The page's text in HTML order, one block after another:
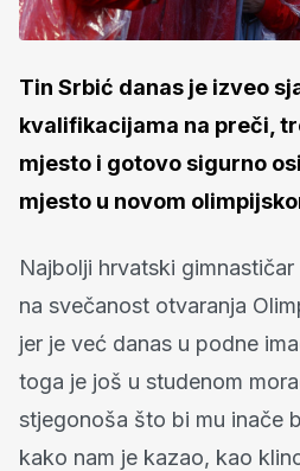
Tin Srbić danas je izveo
kvalifikacijama na preči,
mjesto i gotovo sigurno
mjesto u novom
Najbolji hrvatski gimnastičar
na svečanost otvaranja
jer je već danas u podne
toga je još u studenom
stjegonoša što bi mu inače
kako nam je kazao, kao